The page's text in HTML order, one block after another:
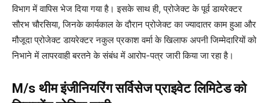
विभाग में वापिस भेज दिया गया है। इसके साथ ही, प्रोजेक्ट के पूर्व डायरेक्टर
सौरभ चौरसिया, जिनके कार्यकाल के दौरान प्रोजेक्ट का ज्यादातर काम हुआ और
मौजूदा प्रोजेक्ट डायरेक्टर नकुल प्रकाश वर्मा के खिलाफ अपनी जिम्मेदारियों को
निभाने में लापरवाही बरतने के संबंध में आरोप-पत्र जारी किया जा रहा है।
M/s थीम इंजीनियरिंग सर्विसेज प्राइवेट लिमिटेड को